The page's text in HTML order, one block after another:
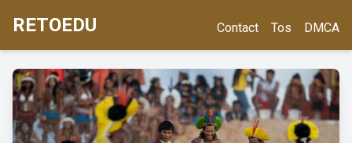
RETOEDU Contact Tos DMCA